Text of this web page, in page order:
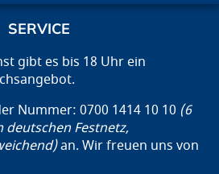
SERVICE
gibt es bis 18 Uhr ein
Nummer: 0700 1414 10 10 (6
Festnetz,
an. Wir freuen uns von